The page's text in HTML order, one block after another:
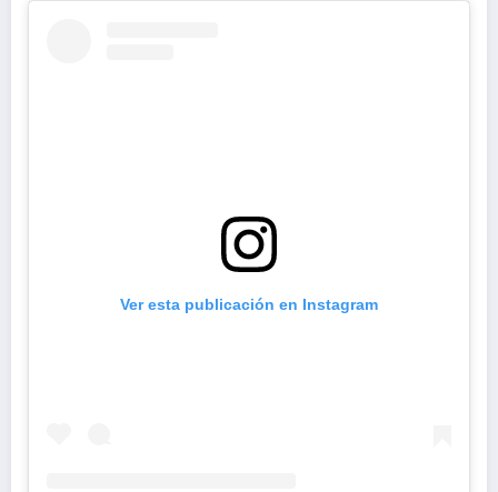
Ver esta publicación en Instagram